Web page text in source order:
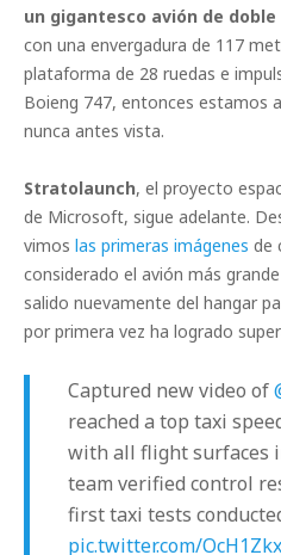
un gigantesco avión de
con una envergadura de 117
plataforma de 28 ruedas e
Boieng 747, entonces estamos
nunca antes vista.
Stratolaunch, el proyecto
de Microsoft, sigue adelante.
vimos las primeras imágenes de
considerado el avión más
salido nuevamente del hangar
por primera vez ha logrado
Captured new video of
reached a top taxi
with all flight surfaces
team verified control
first taxi tests
pic.twitter.com/